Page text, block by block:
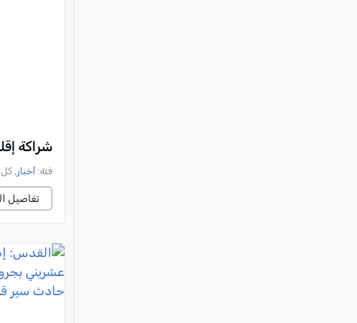
شراكة
فئة: أخبار , كل
تفاصيل